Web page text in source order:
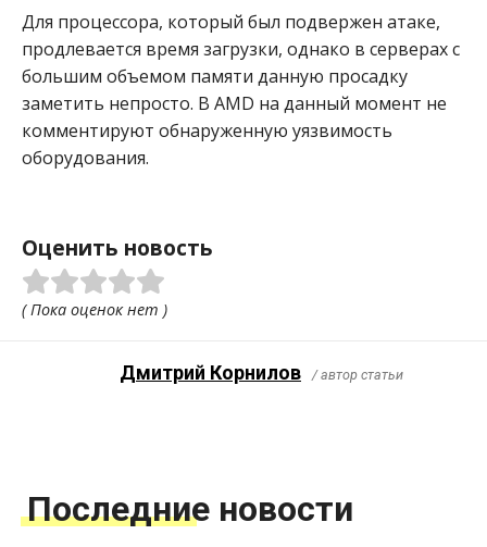
Для процессора, который был подвержен атаке,
продлевается время загрузки, однако в серверах с
большим объемом памяти данную просадку
заметить непросто. В AMD на данный момент не
комментируют обнаруженную уязвимость
оборудования.
Оценить новость
( Пока оценок нет )
Дмитрий Корнилов / автор статьи
Последние новости